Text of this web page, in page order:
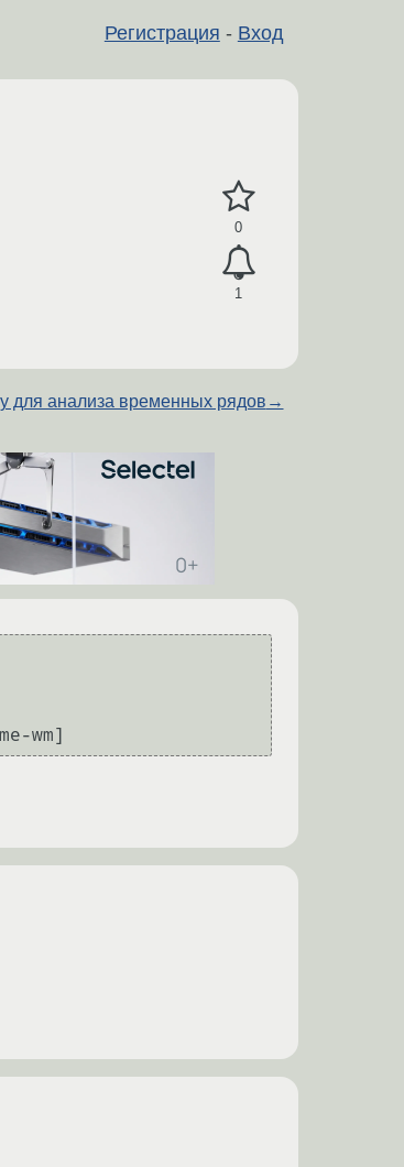
Регистрация - Вход
0
1
для анализа временных рядов →
wm]